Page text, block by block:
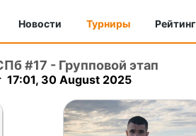
Новости Турниры Рейтинг
#17 - Групповой этап
17:01, 30 August 2025